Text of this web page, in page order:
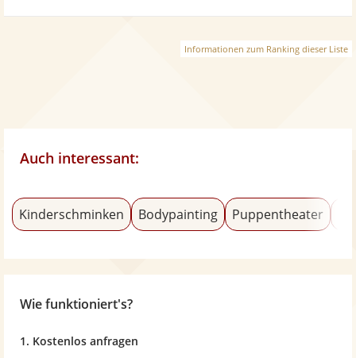
Informationen zum Ranking dieser Liste
Auch interessant:
Kinderschminken Bodypainting Puppentheater
Wie funktioniert's?
1. Kostenlos anfragen